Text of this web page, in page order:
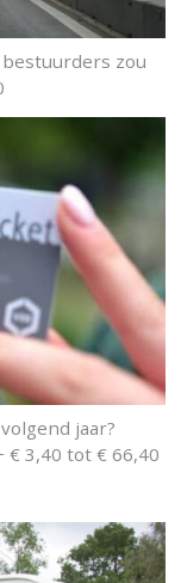
zou
jaar?
3,40 tot € 66,40